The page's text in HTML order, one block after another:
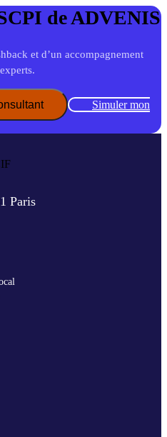
deADVENIS
et d’un accompagnement
Simuler mon
Paris